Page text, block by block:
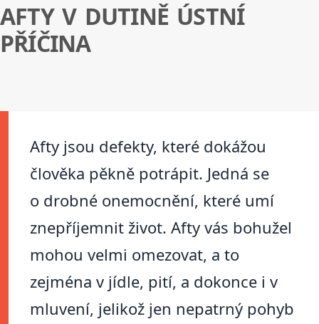
AFTY V DUTINĚ ÚSTNÍ
PŘÍČINA
Afty jsou defekty, které dokážou
člověka pěkně potrápit. Jedná se
o drobné onemocnění, které umí
znepříjemnit život. Afty vás bohužel
mohou velmi omezovat, a to
zejména v jídle, pití, a dokonce i v
mluvení, jelikož jen nepatrný pohyb